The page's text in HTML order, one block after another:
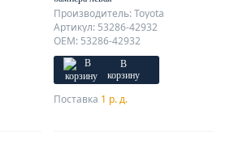
Производитель: Toyota
Артикул: 53286-42932
OEM: 53286-42932
В
корзину
Поставка 1 р. д.